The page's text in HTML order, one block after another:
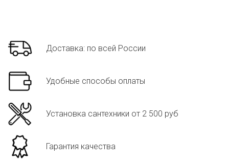
Доставка: по всей России
Удобные способы оплаты
Установка сантехники от 2 500 руб
Гарантия качества